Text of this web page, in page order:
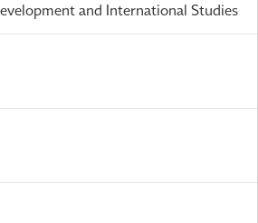
and International Studies